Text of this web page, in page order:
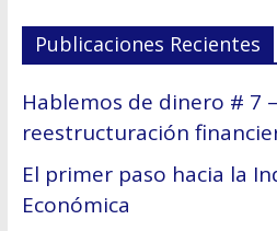
Publicaciones Recientes
Hablemos de dinero # 7
reestructuración
El primer paso hacia la
Económica